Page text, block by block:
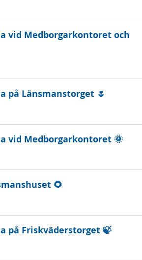
vid Medborgarkontoret och
på Länsmanstorget 🌷
vid Medborgarkontoret 🌞
🌻
på Friskväderstorget 🍃